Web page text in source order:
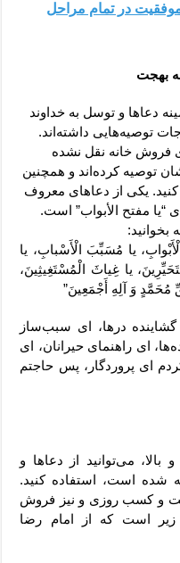
در تمام مراحل
بهجت
دعاها و توسل به خداوند
توصیه‌هایی داشته‌اند.
فروش خانه نقل نشده
توصیه کرده‌اند و همچنین
یکی از دعاهای معروف
مفتح الأبواب” است.
بخوانید:
یا مُسَبِّبَ الْأَسْبابِ، یا
یا غِیاثَ الْمُسْتَغِیثِینَ،
وَ آلِهِ أَجْمَعِینَ”
گشاینده درها، ای سبب‌ساز
ای راهنمای حیرانان، ای
ای پروردگار، پس حاجتم
می‌توانید از دعاها و
شده است، استفاده کنید.
و کسب روزی و نیز فروش
زیر است که از امام رضا